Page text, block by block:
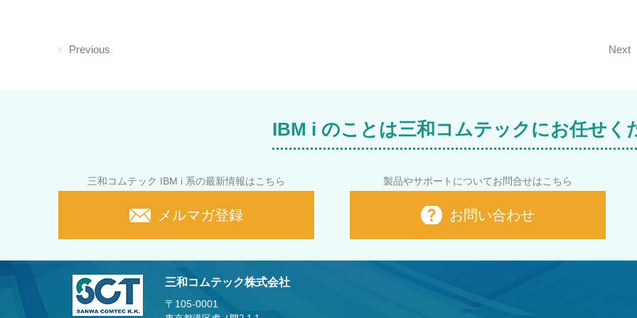
Previous Next
IBM i のことは三和コムテックにお任せく
三和コムテック IBM i 系の最新情報はこちら
メルマガ登録
製品やサポートについてお問合せはこちら
お問い合わせ
三和コムテック株式会社
〒105-0001